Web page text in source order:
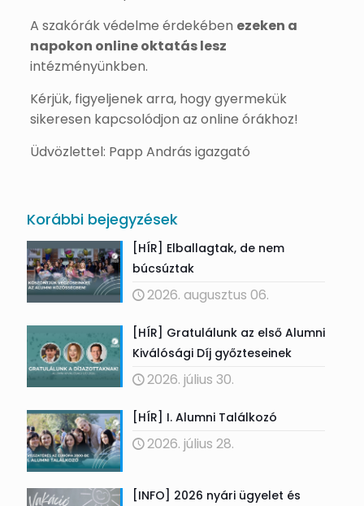
A szakórák védelme érdekében ezeken a
napokon online oktatás lesz
intézményünkben.
Kérjük, figyeljenek arra, hogy gyermekük
sikeresen kapcsolódjon az online órákhoz!
Üdvözlettel: Papp András igazgató
Korábbi bejegyzések
[HÍR] Elballagtak, de nem
búcsúztak
2026. augusztus 06.
[HÍR] Gratulálunk az első Alumni
Kiválósági Díj győzteseinek
2026. július 30.
[HÍR] I. Alumni Találkozó
2026. július 28.
[INFO] 2026 nyári ügyelet és